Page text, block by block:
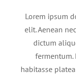
Lorem ipsum
elit. Aenean
dictum
fermentum.
habitasse